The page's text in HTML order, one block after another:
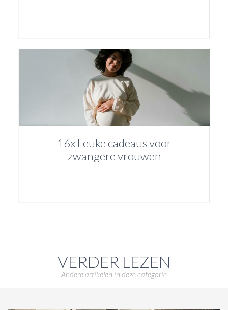
16x Leuke cadeaus voor
zwangere vrouwen
VERDER LEZEN
Andere artikelen in deze categorie